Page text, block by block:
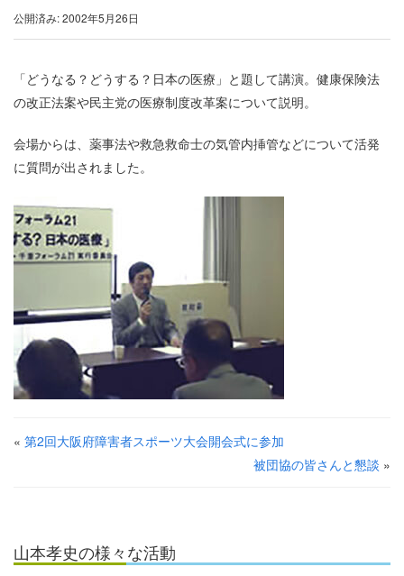
公開済み: 2002年5月26日
「どうなる？どうする？日本の医療」と題して講演。健康保険法
の改正法案や民主党の医療制度改革案について説明。
会場からは、薬事法や救急救命士の気管内挿管などについて活発
に質問が出されました。
« 第2回大阪府障害者スポーツ大会開会式に参加
被団協の皆さんと懇談 »
山本孝史の様々な活動